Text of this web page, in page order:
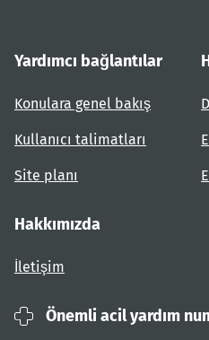
Yardımcı bağlantılar
Konulara genel bakış
Kullanıcı talimatları
Site planı
Hakkımızda
İletişim
Önemli acil yardım